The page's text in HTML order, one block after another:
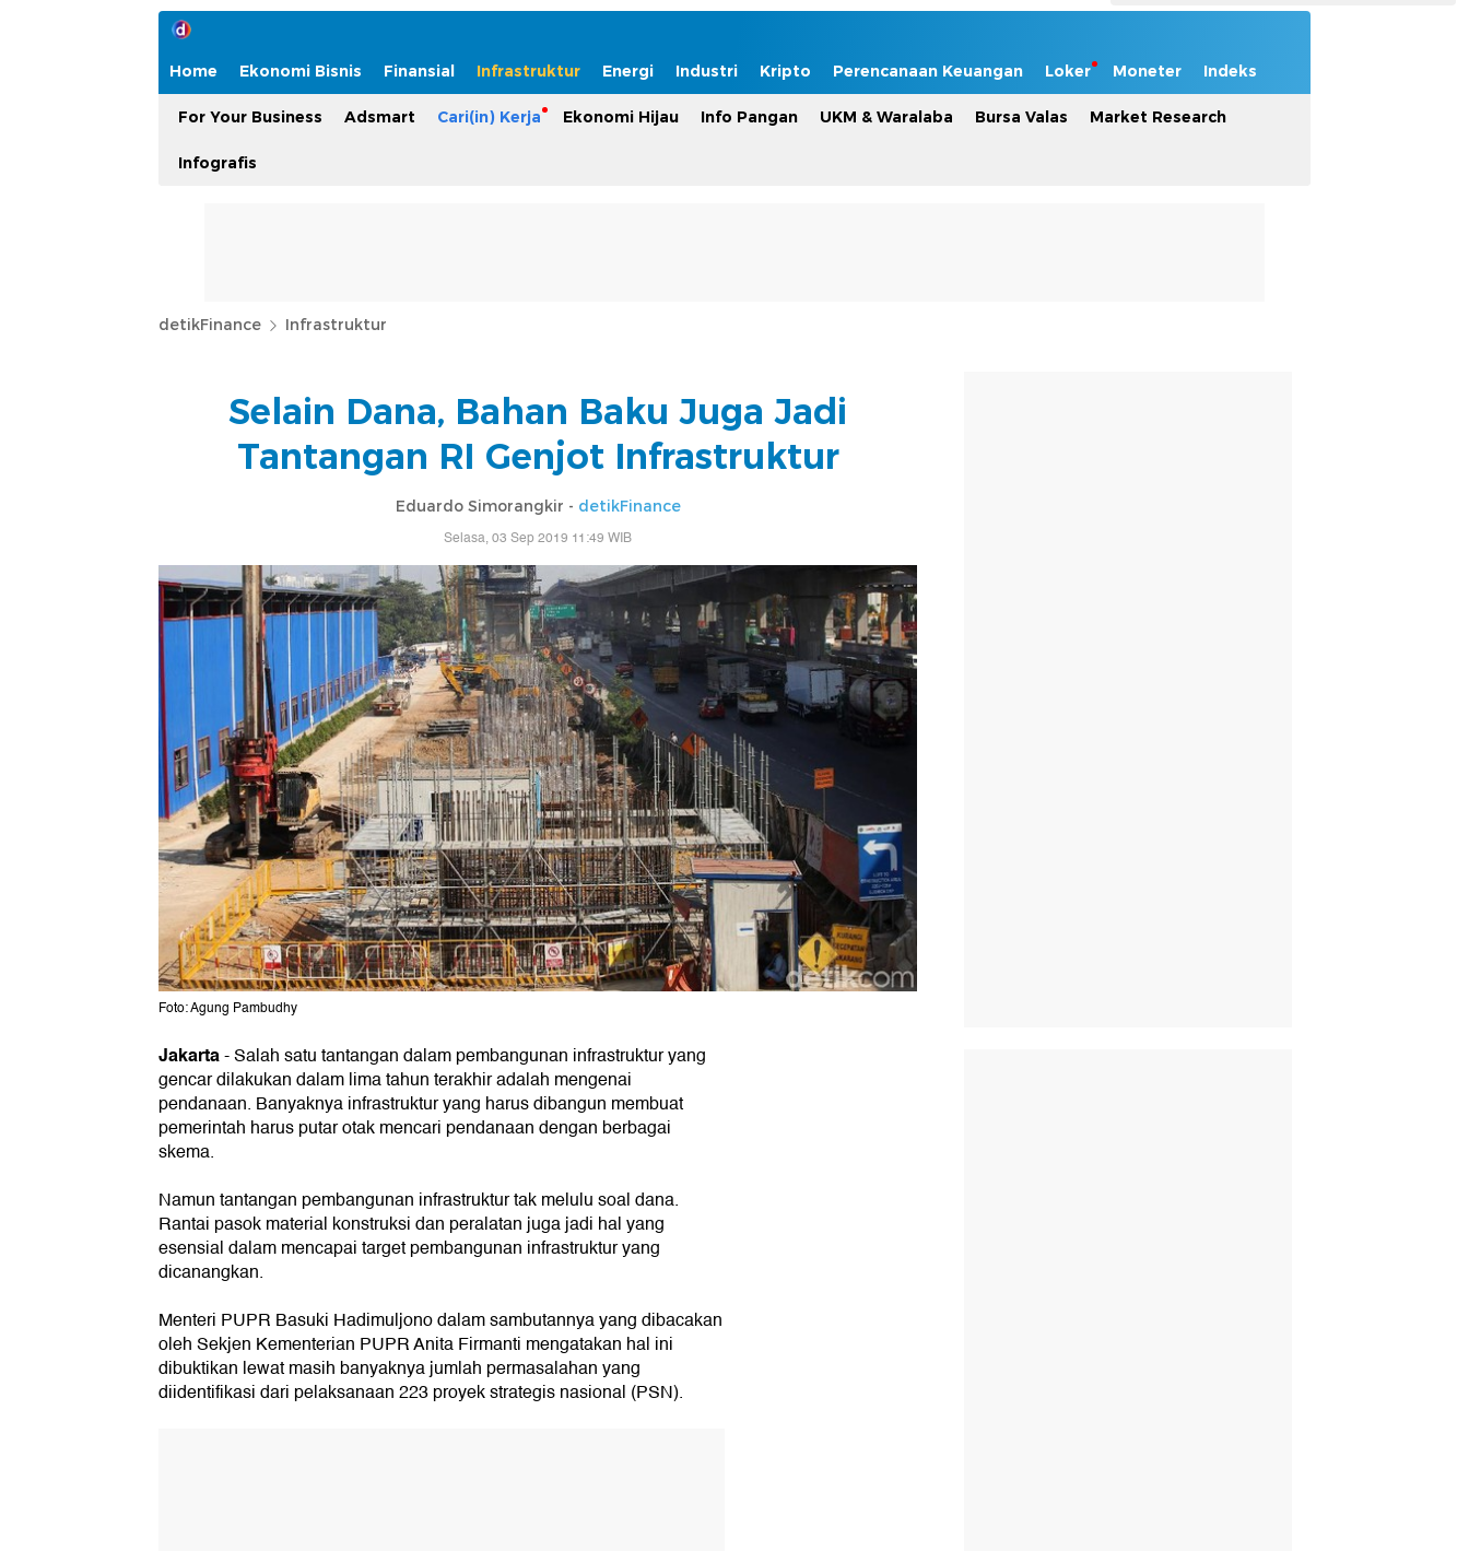
Home Ekonomi Bisnis Finansial Infrastruktur Energi Industri Kripto Perencanaan Keuangan Loker Moneter Indeks
For Your Business Adsmart Cari(in) Kerja Ekonomi Hijau Info Pangan UKM & Waralaba Bursa Valas Market Research
Infografis
detikFinance Infrastruktur
Selain Dana, Bahan Baku Juga Jadi
Tantangan RI Genjot Infrastruktur
Eduardo Simorangkir - detikFinance
Selasa, 03 Sep 2019 11:49 WIB
Foto: Agung Pambudhy
Jakarta-Salah satu tantangan dalam pembangunan infrastruktur yang
gencar dilakukan dalam lima tahun terakhir adalah mengenai
pendanaan. Banyaknya infrastruktur yang harus dibangun membuat
pemerintah harus putar otak mencari pendanaan dengan berbagai
skema.
Namun tantangan pembangunan infrastruktur tak melulu soal dana.
Rantai pasok material konstruksi dan peralatan juga jadi hal yang
esensial dalam mencapai target pembangunan infrastruktur yang
dicanangkan.
Menteri PUPR Basuki Hadimuljono dalam sambutannya yang dibacakan
oleh Sekjen Kementerian PUPR Anita Firmanti mengatakan hal ini
dibuktikan lewat masih banyaknya jumlah permasalahan yang
diidentifikasi dari pelaksanaan 223 proyek strategis nasional (PSN).